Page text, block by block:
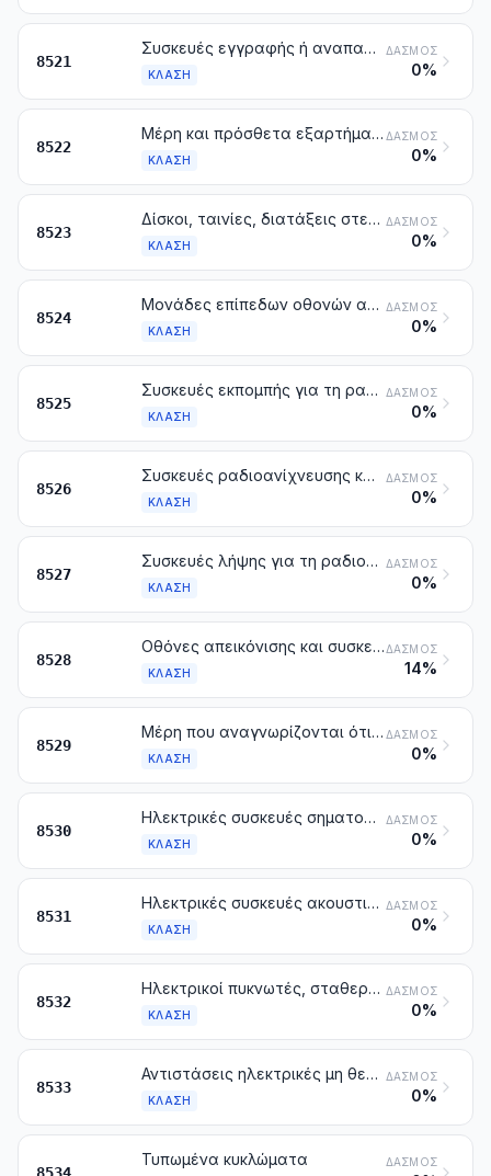
8521
Συσκευές εγγραφής ή αναπαραγωγής βιντεοφωνικές, έστω και με ενσωματωμένο δέκτη βιντεοφωνικών σημάτων
ΚΛΆΣΗ
ΔΑΣΜΌΣ
0%
8522
Μέρη και πρόσθετα εξαρτήματα κατάλληλα για χρήση αποκλειστικά ή κυρίως με τις συσκευές των κλάσεων 8519 ή 8521
ΚΛΆΣΗ
ΔΑΣΜΌΣ
0%
8523
Δίσκοι, ταινίες, διατάξεις στερεάς κατάστασης μη πτητικής αποθήκευσης με ημιαγωγό, «έξυπνες κάρτες» (smart cards) και άλλα υποθέματα για την εγγραφή του ήχου ή για ανάλογες εγγραφές, έστω και γραμμένα, στα οποία περιλαμβάνονται και οι μήτρες και τα γαλβανισμένα εκμαγεία για την κατασκευή των δίσκων, άλλα από τα προϊόντα του κεφαλαίου 37
ΚΛΆΣΗ
ΔΑΣΜΌΣ
0%
8524
Μονάδες επίπεδων οθονών απεικόνισης, έστω και με ενσωματωμένες οθόνες αφής
ΚΛΆΣΗ
ΔΑΣΜΌΣ
0%
8525
Συσκευές εκπομπής για τη ραδιοφωνία ή την τηλεόραση, έστω και με ενσωματωμένη συσκευή λήψης ή συσκευή εγγραφής ή αναπαραγωγής του ήχου. Συσκευές λήψης εικόνων για την τηλεόραση, ψηφιακές φωτογραφικές μηχανές και βιντεοκάμερες
ΚΛΆΣΗ
ΔΑΣΜΌΣ
0%
8526
Συσκευές ραδιοανίχνευσης και ραδιοβόλισης (ραντάρ), συσκευές ραδιοναυσιπλοΐας και συσκευές ραδιοτηλεχειρισμού
ΚΛΆΣΗ
ΔΑΣΜΌΣ
0%
8527
Συσκευές λήψης για τη ραδιοφωνία, έστω και συνδυασμένες, στο ίδιο περίβλημα, με συσκευή εγγραφής ή αναπαραγωγής του ήχου ή ωρολογιακή συσκευή
ΚΛΆΣΗ
ΔΑΣΜΌΣ
0%
8528
Οθόνες απεικόνισης και συσκευές προβολής, που δεν ενσωματώνουν δέκτες τηλεόρασης. Δέκτες τηλεόρασης με ενσωματωμένη ή μη συσκευή λήψης για τη ραδιοφωνία ή συσκευή εγγραφής ή αναπαραγωγής του ήχου ή εικόνας
ΚΛΆΣΗ
ΔΑΣΜΌΣ
14%
8529
Μέρη που αναγνωρίζονται ότι προορίζονται αποκλειστικά ή κύρια για τις συσκευές των κλάσεων 8524 μέχρι 8528
ΚΛΆΣΗ
ΔΑΣΜΌΣ
0%
8530
Ηλεκτρικές συσκευές σηματοδότησης (άλλες από εκείνες για τη μετάδοση ειδήσεων), ασφαλείας, ελέγχου ή χειρισμού για σιδηροδρομικές ή παρόμοιες γραμμές, οδικές ή ποτάμιες οδούς, χώρους ή πάρκα στάθμευσης, λιμενικές εγκαταστάσεις ή αεροδρόμια (άλλες από εκείνες της κλάσης 8608)
ΚΛΆΣΗ
ΔΑΣΜΌΣ
0%
8531
Ηλεκτρικές συσκευές ακουστικής ή οπτικής σηματοδότησης (π.χ. συστήματα κουδουνιών, σειρήνες, αναγγελτήριοι πίνακες, ειδοποιητήριες συσκευές για την προστασία κατά της κλοπής ή πυρκαγιάς), άλλες από εκείνες των κλάσεων 8512 ή 8530
ΚΛΆΣΗ
ΔΑΣΜΌΣ
0%
8532
Ηλεκτρικοί πυκνωτές, σταθεροί, μεταβλητοί ή ρυθμιζόμενοι
ΚΛΆΣΗ
ΔΑΣΜΌΣ
0%
8533
Αντιστάσεις ηλεκτρικές μη θερμαντικές (στις οποίες περιλαμβάνονται και οι ρεοστάτες και τα ποτενσιόμετρα)
ΚΛΆΣΗ
ΔΑΣΜΌΣ
0%
Τυπωμένα κυκλώματα ΔΑΣΜΌΣ